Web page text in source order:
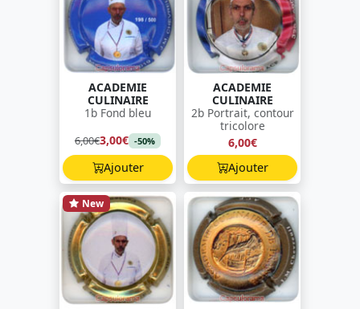
ACADEMIE
CULINAIRE
1b Fond bleu
6,00€3,00€ -50%
Ajouter
ACADEMIE
CULINAIRE
2b Portrait, contour
tricolore
6,00€
Ajouter
New